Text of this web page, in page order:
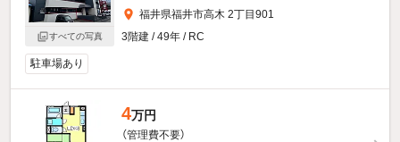
すべての写真
福井県福井市高木 2丁目901
3階建 / 49年 / RC
駐車場あり
4万円
（管理費不要）